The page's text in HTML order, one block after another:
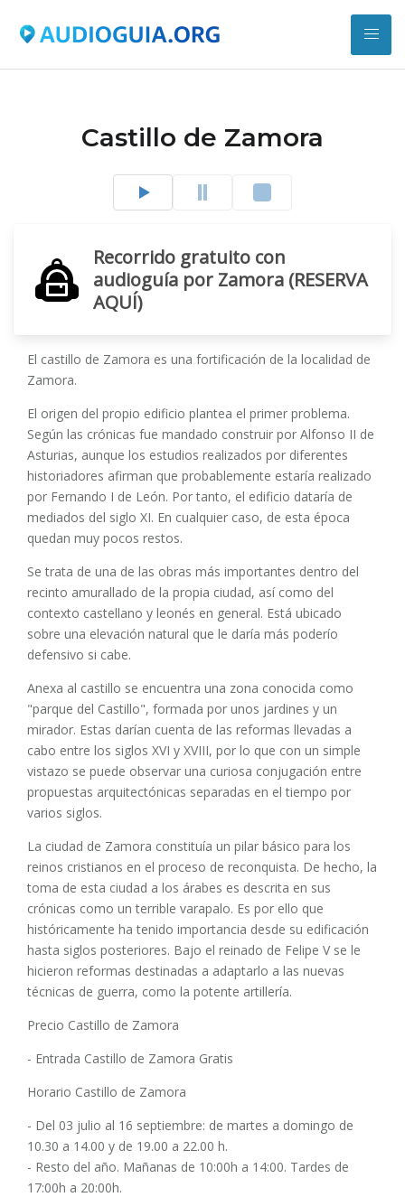
Castillo de Zamora
Recorrido gratuito con
audioguía por Zamora (RESERVA
AQUÍ)
El castillo de Zamora es una fortificación de la localidad de
Zamora.
El origen del propio edificio plantea el primer problema.
Según las crónicas fue mandado construir por Alfonso II de
Asturias, aunque los estudios realizados por diferentes
historiadores afirman que probablemente estaría realizado
por Fernando I de León. Por tanto, el edificio dataría de
mediados del siglo XI. En cualquier caso, de esta época
quedan muy pocos restos.
Se trata de una de las obras más importantes dentro del
recinto amurallado de la propia ciudad, así como del
contexto castellano y leonés en general. Está ubicado
sobre una elevación natural que le daría más poderío
defensivo si cabe.
Anexa al castillo se encuentra una zona conocida como
"parque del Castillo", formada por unos jardines y un
mirador. Estas darían cuenta de las reformas llevadas a
cabo entre los siglos XVI y XVIII, por lo que con un simple
vistazo se puede observar una curiosa conjugación entre
propuestas arquitectónicas separadas en el tiempo por
varios siglos.
La ciudad de Zamora constituía un pilar básico para los
reinos cristianos en el proceso de reconquista. De hecho, la
toma de esta ciudad a los árabes es descrita en sus
crónicas como un terrible varapalo. Es por ello que
históricamente ha tenido importancia desde su edificación
hasta siglos posteriores. Bajo el reinado de Felipe V se le
hicieron reformas destinadas a adaptarlo a las nuevas
técnicas de guerra, como la potente artillería.
Precio Castillo de Zamora
- Entrada Castillo de Zamora Gratis
Horario Castillo de Zamora
- Del 03 julio al 16 septiembre: de martes a domingo de
10.30 a 14.00 y de 19.00 a 22.00 h.
- Resto del año. Mañanas de 10:00h a 14:00. Tardes de
17:00h a 20:00h.